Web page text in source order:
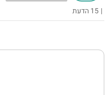
| 15 הדעת